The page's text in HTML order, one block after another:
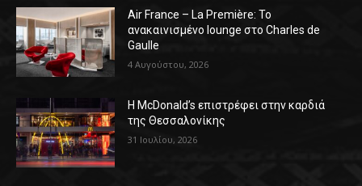
Air France – La Première: Το
ανακαινισμένο lounge στο Charles de
Gaulle
4 Αυγούστου, 2026
Η McDonald’s επιστρέφει στην καρδιά
της Θεσσαλονίκης
31 Ιουλίου, 2026